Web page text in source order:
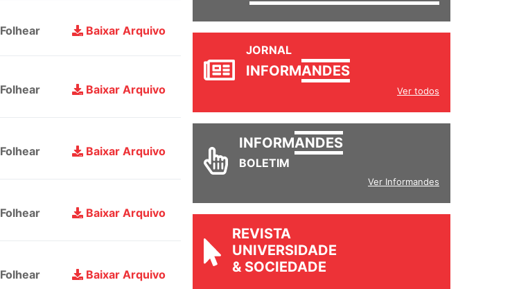
Folhear Baixar Arquivo
Folhear Baixar Arquivo
Folhear Baixar Arquivo
Folhear Baixar Arquivo
Folhear Baixar Arquivo
JORNAL
INFORMANDES
Ver todos
INFORMANDES
BOLETIM
Ver Informandes
REVISTA
UNIVERSIDADE
& SOCIEDADE